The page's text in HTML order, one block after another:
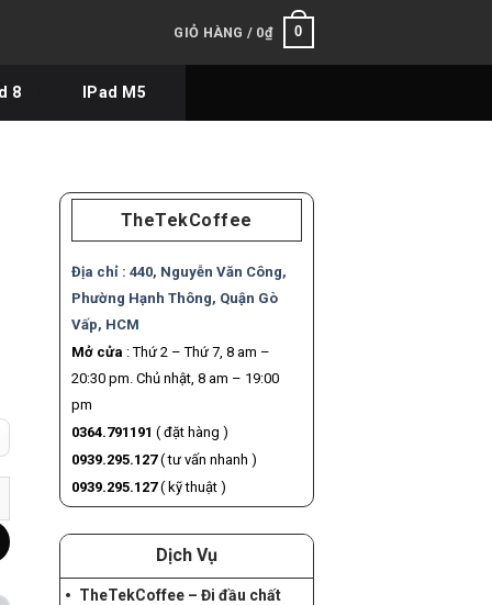
GIỎ HÀNG / 0₫ 0
8 IPad M5
số lượng
TheTekCoffee
Địa chỉ : 440, Nguyễn Văn Công,
Phường Hạnh Thông, Quận Gò
Vấp, HCM
Mở cửa : Thứ 2 – Thứ 7, 8 am –
20:30 pm. Chủ nhật, 8 am – 19:00
pm
0364.791191 ( đặt hàng )
0939.295.127( tư vấn nhanh )
0939.295.127( kỹ thuật )
Dịch Vụ
TheTekCoffee – Đi đầu chất